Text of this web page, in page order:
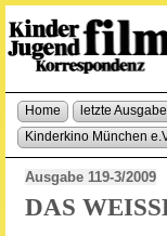
Home letzte Ausgabe
Kinderkino München
Ausgabe 119-3/2009
DAS